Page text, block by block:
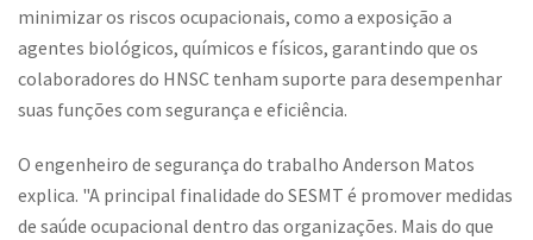
minimizar os riscos ocupacionais, como a exposição a
agentes biológicos, químicos e físicos, garantindo que os
colaboradores do HNSC tenham suporte para desempenhar
suas funções com segurança e eficiência.
O engenheiro de segurança do trabalho Anderson Matos
explica. "A principal finalidade do SESMT é promover medidas
de saúde ocupacional dentro das organizações. Mais do que